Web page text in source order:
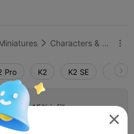
 Characters & Creatures 
Pro K2 K2 SE
walls, 15% infill
 3 plates
